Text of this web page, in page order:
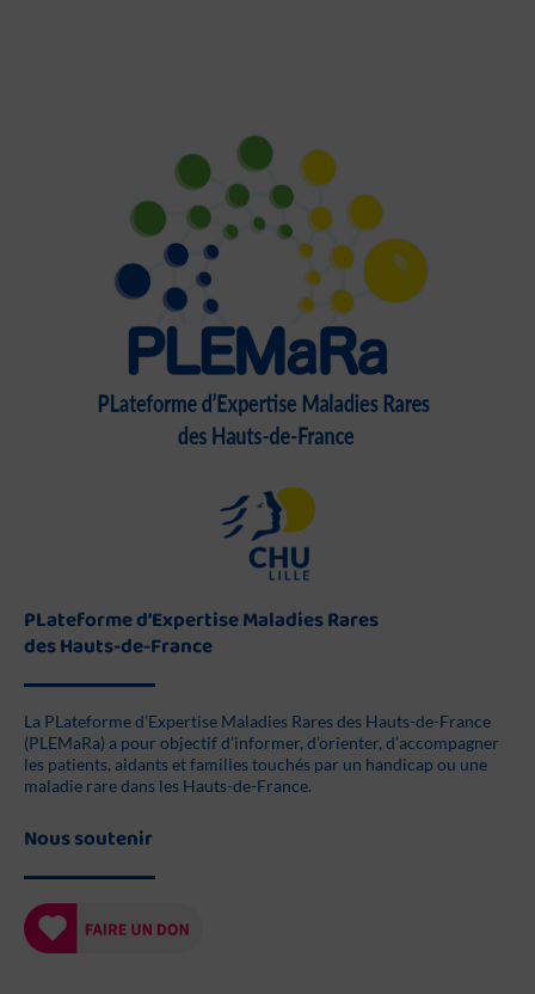
PLateforme d’Expertise Maladies Rares
des Hauts-de-France
La PLateforme d’Expertise Maladies Rares des Hauts-de-France
(PLEMaRa) a pour objectif d’informer, d’orienter, d’accompagner
les patients, aidants et familles touchés par un handicap ou une
maladie rare dans les Hauts-de-France.
Nous soutenir